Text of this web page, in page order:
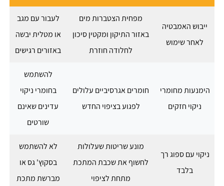
ייבוש האמבטיה
לאחר שימוש
מפחית הצטברות מים
באזור התיקון ומקטין סיכון
לחלודה חוזרת
לעבור עם מגב
או מטלית יבשה
באזורים רגישים
הימנעות מחומרי
ניקוי חזקים
חומרים אגרסיביים עלולים
לפגוע בציפוי החדש
להשתמש
בחומרי ניקוי
עדינים שאינם
שורטים
ניקוי עם ספוג רך
בלבד
מונע שריטות שעלולות
לחשוף את שכבת המתכת
מתחת לציפוי
לא להשתמש
בסקוץ' גס או
מברשת מתכת